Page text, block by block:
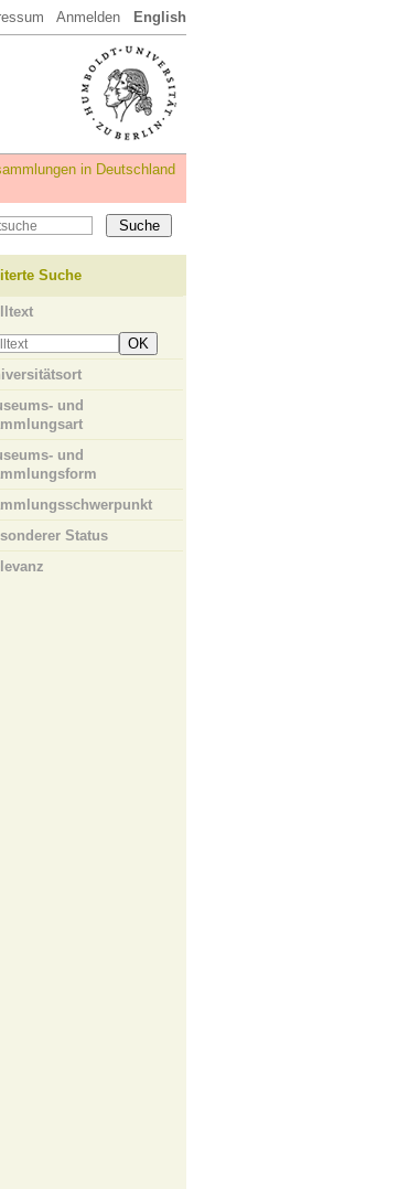
Anmelden English
in Deutschland
Suche
OK
und
und
Status